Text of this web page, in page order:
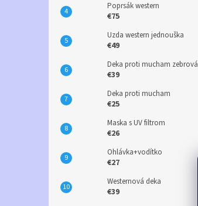
Poprsák western
€75
Uzda western jednouška
€49
Deka proti mucham zebrová
€39
Deka proti mucham
€25
Maska s UV filtrom
€26
Ohlávka+vodítko
€27
Westernová deka
€39